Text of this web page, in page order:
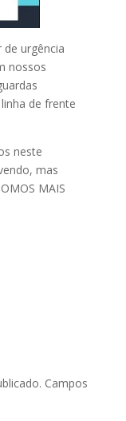
urgência
nossos
de frente
neste
mas
MAIS
Campos